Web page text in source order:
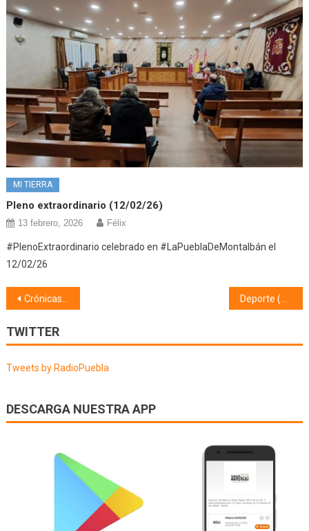
MI TIERRA
Pleno extraordinario (12/02/26)
13 febrero, 2026 Félix
#PlenoExtraordinario celebrado en #LaPueblaDeMontalbán el
12/02/26
Navegación
de
entradas
Crónicas (15/03/23) Deporte (20/03/23)
TWITTER
Tweets by RadioPuebla
DESCARGA NUESTRA APP